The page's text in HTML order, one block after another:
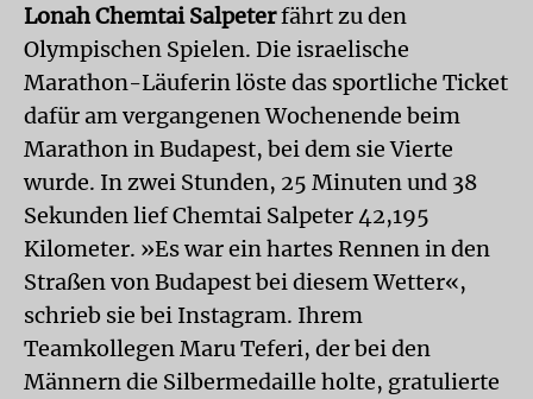
Lonah Chemtai Salpeterfährt zu den
Olympischen Spielen. Die israelische
Marathon-Läuferin löste das sportliche Ticket
dafür am vergangenen Wochenende beim
Marathon in Budapest, bei dem sie Vierte
wurde. In zwei Stunden, 25 Minuten und 38
Sekunden lief Chemtai Salpeter 42,195
Kilometer. »Es war ein hartes Rennen in den
Straßen von Budapest bei diesem Wetter«,
schrieb sie bei Instagram. Ihrem
Teamkollegen Maru Teferi, der bei den
Männern die Silbermedaille holte, gratulierte